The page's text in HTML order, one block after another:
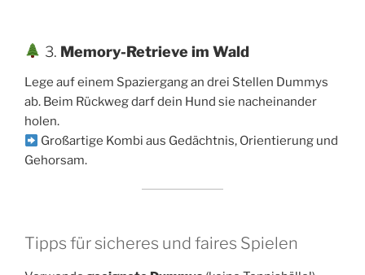
3. Memory-Retrieve im Wald
Lege auf einem Spaziergang an drei Stellen Dummys
ab. Beim Rückweg darf dein Hund sie nacheinander
holen.
Großartige Kombi aus Gedächtnis, Orientierung und
Gehorsam.
Tipps für sicheres und faires Spielen